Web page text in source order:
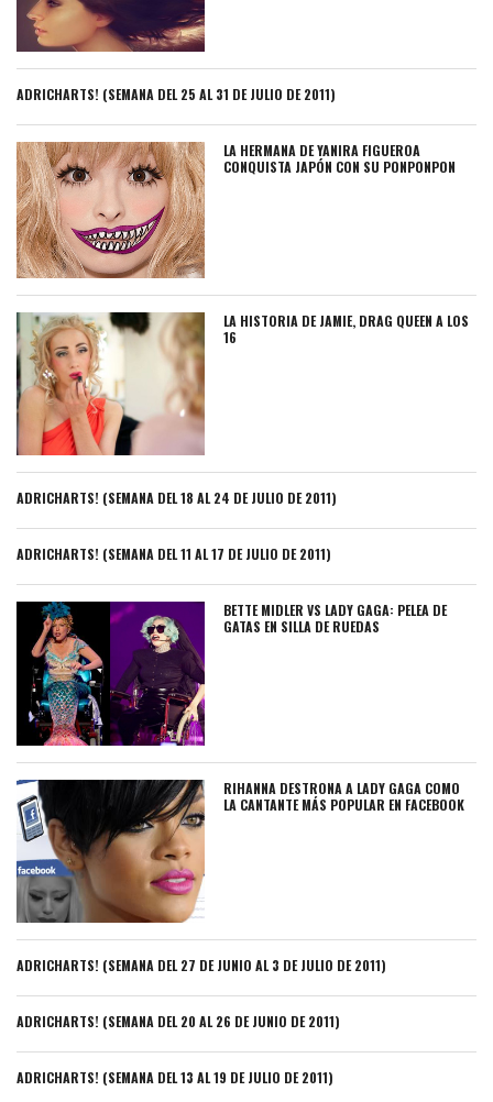
ADRICHARTS! (SEMANA DEL 25 AL 31 DE JULIO DE 2011)
LA HERMANA DE YANIRA FIGUEROA
CONQUISTA JAPÓN CON SU PONPONPON
LA HISTORIA DE JAMIE, DRAG QUEEN A LOS
16
ADRICHARTS! (SEMANA DEL 18 AL 24 DE JULIO DE 2011)
ADRICHARTS! (SEMANA DEL 11 AL 17 DE JULIO DE 2011)
BETTE MIDLER VS LADY GAGA: PELEA DE
GATAS EN SILLA DE RUEDAS
RIHANNA DESTRONA A LADY GAGA COMO
LA CANTANTE MÁS POPULAR EN FACEBOOK
ADRICHARTS! (SEMANA DEL 27 DE JUNIO AL 3 DE JULIO DE 2011)
ADRICHARTS! (SEMANA DEL 20 AL 26 DE JUNIO DE 2011)
ADRICHARTS! (SEMANA DEL 13 AL 19 DE JULIO DE 2011)